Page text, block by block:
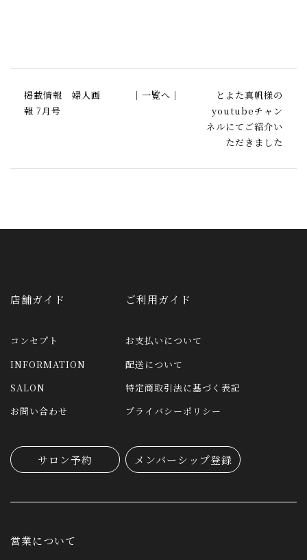
掲載情報 婦人画
報 7月号
｜一覧へ｜
とよた真帆様の
youtubeチャン
ネルにてご紹介い
ただきました
店舗ガイド
コンセプト
INFORMATION
SALON
お問い合わせ
サロン予約
ご利用ガイド
お支払いについて
配送について
特定商取引法に基づく表記
プライバシーポリシー
メンバーシップ登録
営業について